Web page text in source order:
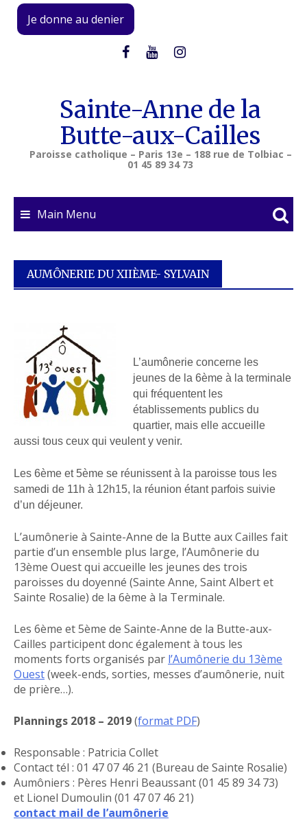
Skip
content
Je donne au denier
Sainte-Anne de la
Butte-aux-Cailles
Paroisse catholique – Paris 13e – 188 rue de Tolbiac –
01 45 89 34 73
Main Menu
AUMÔNERIE DU XIIÈME- SYLVAIN
L’aumônerie concerne les
jeunes de la 6ème à la terminale
qui fréquentent les
établissements publics du
quartier, mais elle accueille
aussi tous ceux qui veulent y venir.
Les 6ème et 5ème se réunissent à la paroisse tous les
samedi de 11h à 12h15, la réunion étant parfois suivie
d’un déjeuner.
L’aumônerie à Sainte-Anne de la Butte aux Cailles fait
partie d’un ensemble plus large, l’Aumônerie du
13ème Ouest qui accueille les jeunes des trois
paroisses du doyenné (Sainte Anne, Saint Albert et
Sainte Rosalie) de la 6ème à la Terminale.
Les 6ème et 5ème de Sainte-Anne de la Butte-aux-
Cailles participent donc également à tous les
moments forts organisés par l’Aumônerie du 13ème
Ouest(week-ends, sorties, messes d’aumônerie, nuit
de prière…).
Plannings 2018 – 2019(format PDF)
Responsable : Patricia Collet
Contact tél : 01 47 07 46 21 (Bureau de Sainte Rosalie)
Aumôniers : Pères Henri Beaussant (01 45 89 34 73)
et Lionel Dumoulin (01 47 07 46 21)
contact mail de l’aumônerie